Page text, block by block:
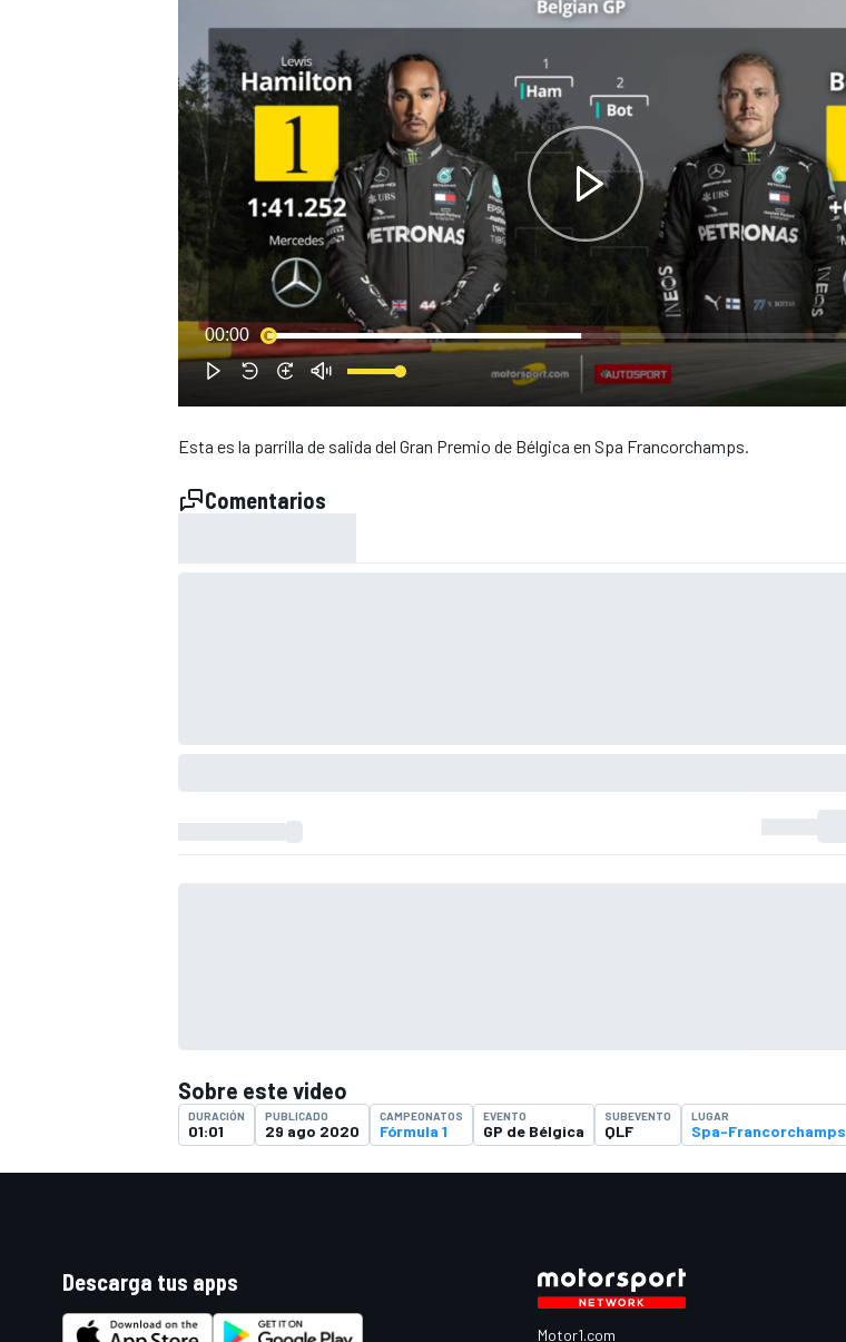
MOTOGP
00:00
Esta es la parrilla de salida del Gran Premio de Bélgica en Spa Francorchamps.
Comentarios
Sobre este video
DURACIÓN
01:01
PUBLICADO
29 ago 2020
CAMPEONATOS
Fórmula 1
EVENTO
GP de Bélgica
SUBEVENTO
QLF
LUGAR
Spa-Francorchamps
Descarga tus apps
Motor1.com